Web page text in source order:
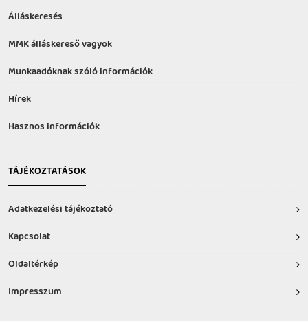
Álláskeresés
MMK álláskereső vagyok
Munkaadóknak szóló információk
Hírek
Hasznos információk
TÁJÉKOZTATÁSOK
Adatkezelési tájékoztató
Kapcsolat
Oldaltérkép
Impresszum